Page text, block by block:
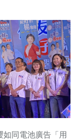
同電池廣告「用